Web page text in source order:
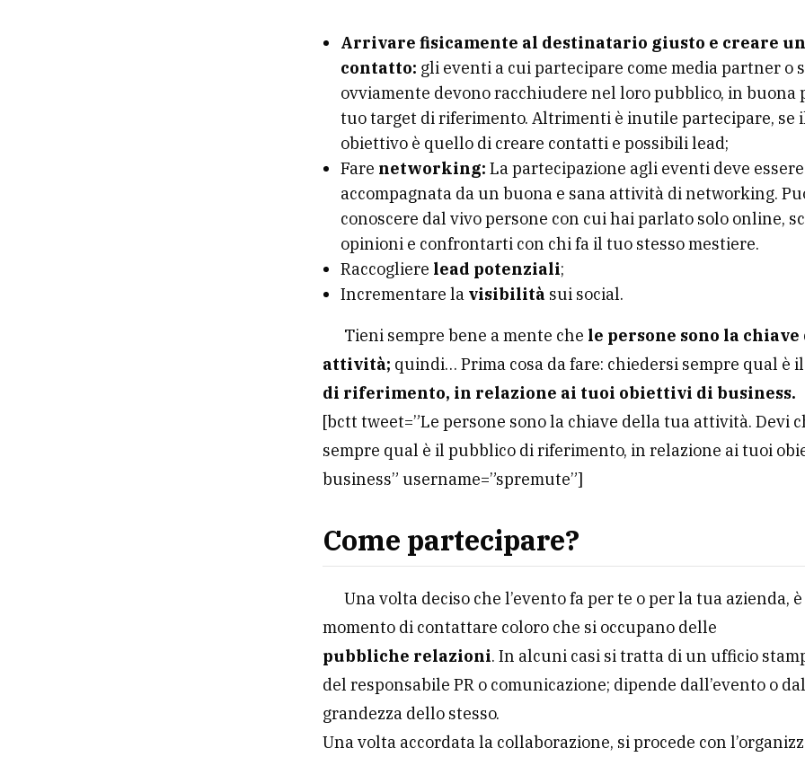
Arrivare fisicamente al destinatario giusto e creare un
contatto: gli eventi a cui partecipare come media partner o
ovviamente devono racchiudere nel loro pubblico, in buona
tuo target di riferimento. Altrimenti è inutile partecipare, se
obiettivo è quello di creare contatti e possibili lead;
Fare networking:La partecipazione agli eventi deve essere
accompagnata da un buona e sana attività di networking.
conoscere dal vivo persone con cui hai parlato solo online,
opinioni e confrontarti con chi fa il tuo stesso mestiere.
Raccogliere lead potenziali;
Incrementare la visibilità sui social.
Tieni sempre bene a mente che le persone sono la
attività; quindi… Prima cosa da fare: chiedersi sempre qual è il
di riferimento, in relazione ai tuoi obiettivi di business.
[bctt tweet=”Le persone sono la chiave della tua attività. Devi
sempre qual è il pubblico di riferimento, in relazione ai tuoi
business” username=”spremute”]
Come partecipare?
Una volta deciso che l’evento fa per te o per la tua azienda,
momento di contattare coloro che si occupano delle
pubbliche relazioni. In alcuni casi si tratta di un ufficio
del responsabile PR o comunicazione; dipende dall’evento o
grandezza dello stesso.
Una volta accordata la collaborazione, si procede con